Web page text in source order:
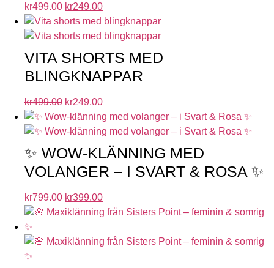
kr499.00 kr249.00
VITA SHORTS MED
BLINGKNAPPAR
kr499.00 kr249.00
✨ WOW-KLÄNNING MED
VOLANGER – I SVART & ROSA ✨
kr799.00 kr399.00